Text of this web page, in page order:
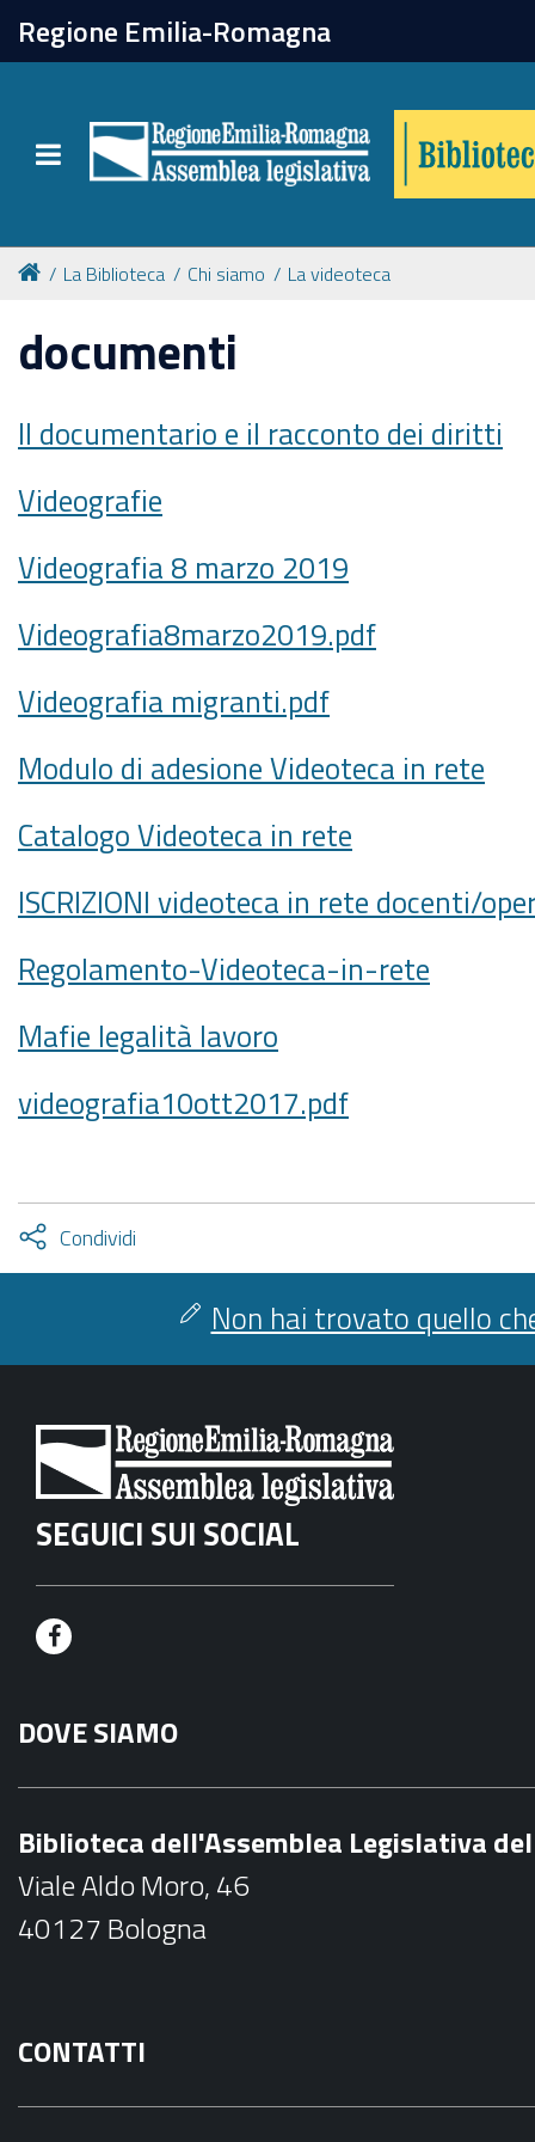
Regione Emilia-Romagna
Toggle navigation
chiudi
Catalogo online
Collezioni
Per approfondire
Appuntamenti
Prenotazione spazi
La Biblioteca Chi siamo La videoteca
documenti
Il documentario e il racconto dei diritti
Videografie
Videografia 8 marzo 2019
Videografia8marzo2019.pdf
Videografia migranti.pdf
Modulo di adesione Videoteca in rete
Catalogo Videoteca in rete
ISCRIZIONI videoteca in rete docenti/
Regolamento-Videoteca-in-rete
Mafie legalità lavoro
videografia10ott2017.pdf
Condividi
facebook
twitter
Attiva
condividi
Non hai trovato quello
SEGUICI SUI SOCIAL
F
c
e
k
DOVE SIAMO
Biblioteca dell'Assemblea Legislativa
Viale Aldo Moro, 46
40127 Bologna
CONTATTI